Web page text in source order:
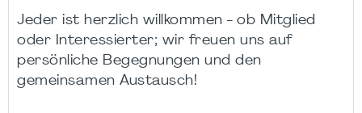
Jeder ist herzlich willkommen - ob Mitglied
oder Interessierter; wir freuen uns auf
persönliche Begegnungen und den
gemeinsamen Austausch!